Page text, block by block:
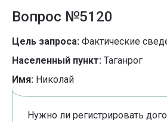
Вопрос №5120
Цель запроса: Фактические
Населенный пункт: Таганрог
Имя: Николай
Нужно ли регистрировать